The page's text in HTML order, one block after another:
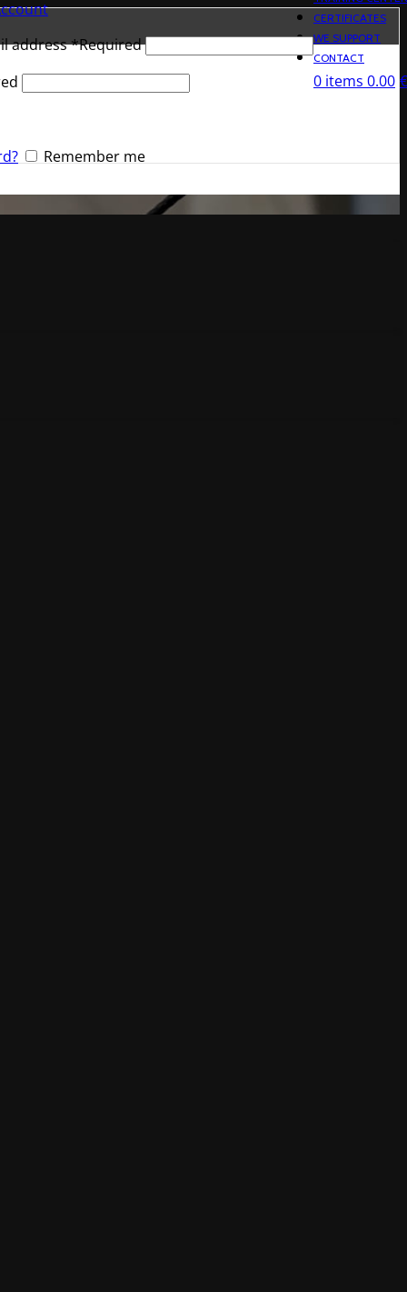
CERTIFICATES
WE SUPPORT
CONTACT
address*Required
Remember me
0 items 0.00 €